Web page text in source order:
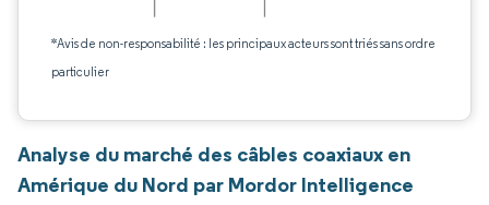
*Avis de non-responsabilité : les principaux acteurs sont triés sans ordre
particulier
Analyse du marché des câbles coaxiaux en
Amérique du Nord par Mordor Intelligence